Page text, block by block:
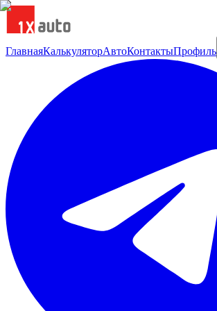
ГлавнаяКалькуляторАвтоКонтактыПрофиль